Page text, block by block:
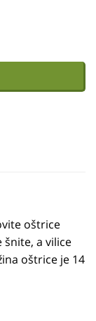
oštrice
a vilice
oštrice je 14